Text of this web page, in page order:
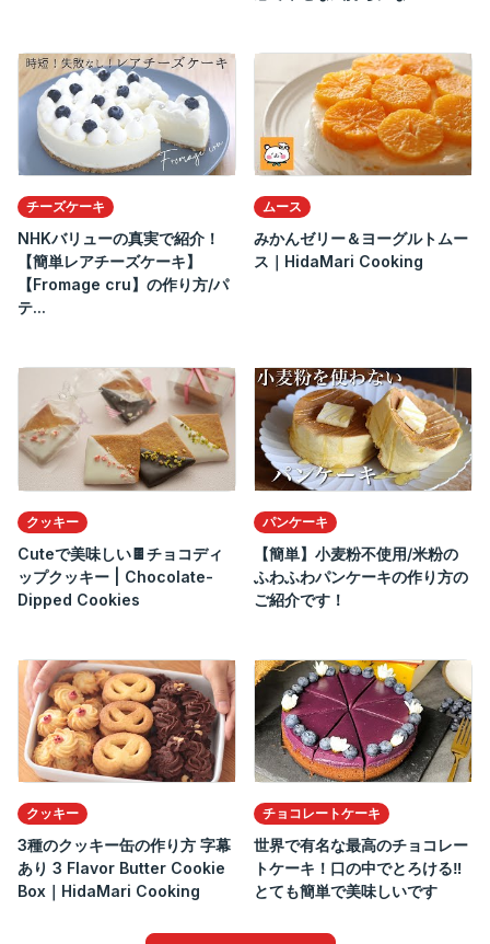
チーズケーキ
NHKバリューの真実で紹介！
【簡単レアチーズケーキ】
【Fromage cru】の作り方/パ
テ...
ムース
みかんゼリー＆ヨーグルトムー
ス｜HidaMari Cooking
クッキー
Cuteで美味しい🍫チョコディ
ップクッキー | Chocolate-
Dipped Cookies
パンケーキ
【簡単】小麦粉不使用/米粉の
ふわふわパンケーキの作り方の
ご紹介です！
クッキー
3種のクッキー缶の作り方 字幕
あり 3 Flavor Butter Cookie
Box｜HidaMari Cooking
チョコレートケーキ
世界で有名な最高のチョコレー
トケーキ！口の中でとろける‼️
とても簡単で美味しいです